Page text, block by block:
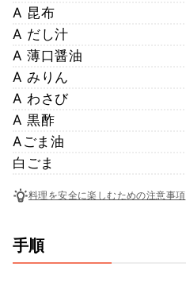
A 昆布
A だし汁
A 薄口醤油
A みりん
A わさび
A 黒酢
Aごま油
白ごま
料理を安全に楽しむための注意事項
手順